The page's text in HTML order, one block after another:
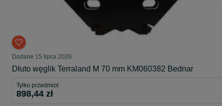
Dodane 15 lipca 2026
Dłuto węglik Terraland M 70 mm KM060382 Bednar
Tylko przedmiot
898,44 zł